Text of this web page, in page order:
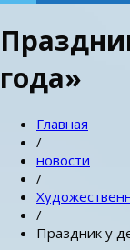
года»
Главная
/
новости
/
/
Праздник у